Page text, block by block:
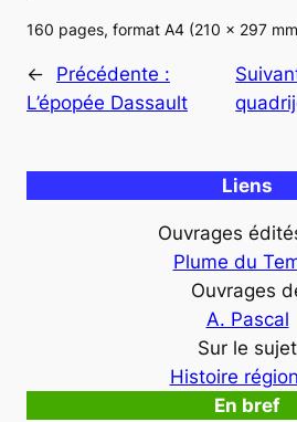
160 pages, format A4 (210 x 297
←
Précédente :
L’épopée Dassault
Liens
Ouvrages
Plume du
Ouvrages
A. Pascal
Sur le sujet
Histoire
En bref